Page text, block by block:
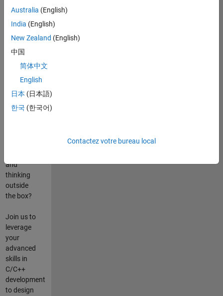
Résumé
du
poste
Are you
about
state-of-
the-art
Do you
and
thinking
outside
the box?
Join us to
leverage
your
advanced
skills in
C/C++
development
to design
Australia (English)
India (English)
New Zealand (English)
中国
简体中文
English
日本 (日本語)
한국 (한국어)
Contactez votre bureau local